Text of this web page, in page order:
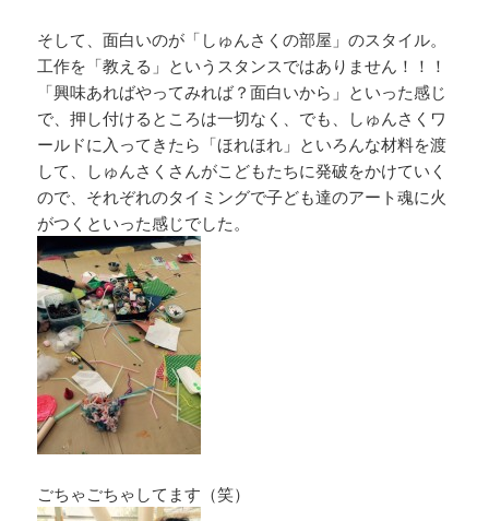
そして、面白いのが「しゅんさくの部屋」のスタイル。
工作を「教える」というスタンスではありません！！！
「興味あればやってみれば？面白いから」といった感じ
で、押し付けるところは一切なく、でも、しゅんさくワ
ールドに入ってきたら「ほれほれ」といろんな材料を渡
して、しゅんさくさんがこどもたちに発破をかけていく
ので、それぞれのタイミングで子ども達のアート魂に火
がつくといった感じでした。
ごちゃごちゃしてます（笑）